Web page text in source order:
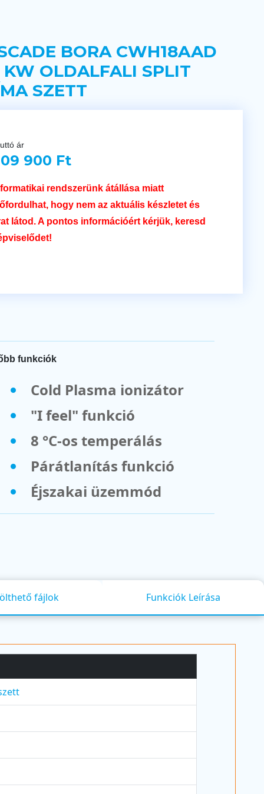
BORA CWH18AAD
OLDALFALI SPLIT
SZETT
ár
900 Ft
rendszerünk átállása miatt
hogy nem az aktuális készletet és
látod. A pontos információért kérjük, keresd
funkciók
Cold Plasma ionizátor
"I feel" funkció
8 °C-os temperálás
Párátlanítás funkció
Éjszakai üzemmód
fájlok Funkciók Leírása